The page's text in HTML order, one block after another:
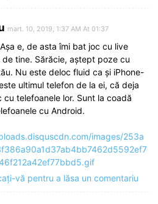
mart. 10, 2019, 1:37 AM At 01:37
e, de asta îmi bat joc cu live
de tine. Sărăcie, aştept poze cu
Nu este deloc fluid ca şi iPhone-
ultimul telefon de la ei, că deja
cu telefoanele lor. Sunt la coadă
cu Android.
images/253a
vă pentru a lăsa un comentariu